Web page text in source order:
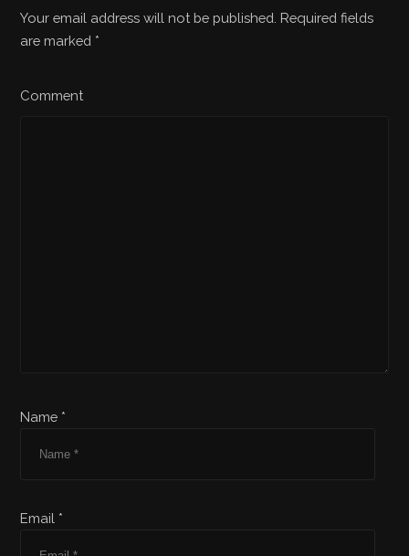
Your email address will not be published. Required fields
are marked *
Comment
Name *
Email *